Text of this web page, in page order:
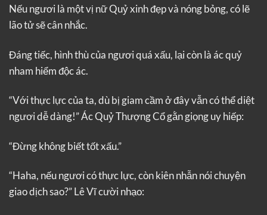
Nếu ngươi là một vị nữ Quỷ xinh đẹp và nóng bỏng, có lẽ
lão tử sẽ cân nhắc.
Đáng tiếc, hình thù của ngươi quá xấu, lại còn là ác quỷ
nham hiểm độc ác.
“Với thực lực của ta, dù bị giam cầm ở đây vẫn có thể diệt
ngươi dễ dàng!” Ác Quỷ Thượng Cổ gằn giọng uy hiếp:
“Đừng không biết tốt xấu.”
“Haha, nếu ngươi có thực lực, còn kiên nhẫn nói chuyện
giao dịch sao?” Lê Vĩ cười nhạo: